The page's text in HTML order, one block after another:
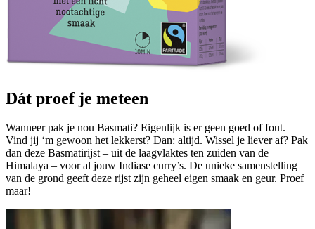
Dát proef je meteen
Wanneer pak je nou Basmati? Eigenlijk is er geen goed of fout.
Vind jij ‘m gewoon het lekkerst? Dan: altijd. Wissel je liever af? Pak
dan deze Basmatirijst – uit de laagvlaktes ten zuiden van de
Himalaya – voor al jouw Indiase curry’s. De unieke samenstelling
van de grond geeft deze rijst zijn geheel eigen smaak en geur. Proef
maar!